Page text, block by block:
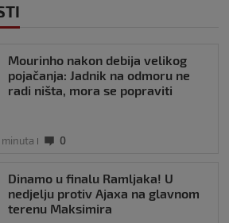
Mourinho nakon debija velikog
pojačanja: Jadnik na odmoru ne
radi ništa, mora se popraviti
0
Dinamo u finalu Ramljaka! U
nedjelju protiv Ajaxa na glavnom
terenu Maksimira